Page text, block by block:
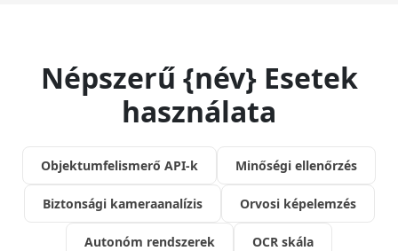
Népszerű {név} Esetek
használata
Objektumfelismerő API-k Minőségi ellenőrzés
Biztonsági kameraanalízis Orvosi képelemzés
Autonóm rendszerek OCR skála